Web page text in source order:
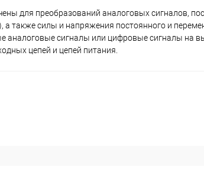
для преобразований аналоговых сигналов,
также силы и напряжения постоянного и
аналоговые сигналы или цифровые сигналы на
цепей и цепей питания.